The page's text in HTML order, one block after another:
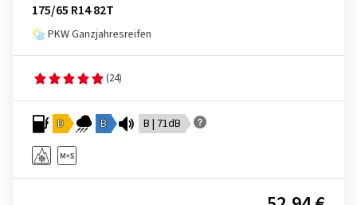
175/65 R14 82T
PKW Ganzjahresreifen
(24)
D B B | 71dB